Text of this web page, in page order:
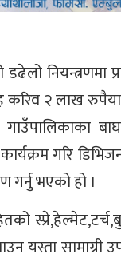
नियन्त्रणमा
२ लाख रुपैया
गरि
भएको हो ।
यस्ता सामाग्री